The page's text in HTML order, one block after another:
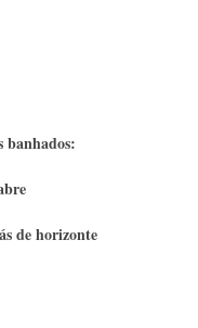
banhados:
de horizonte